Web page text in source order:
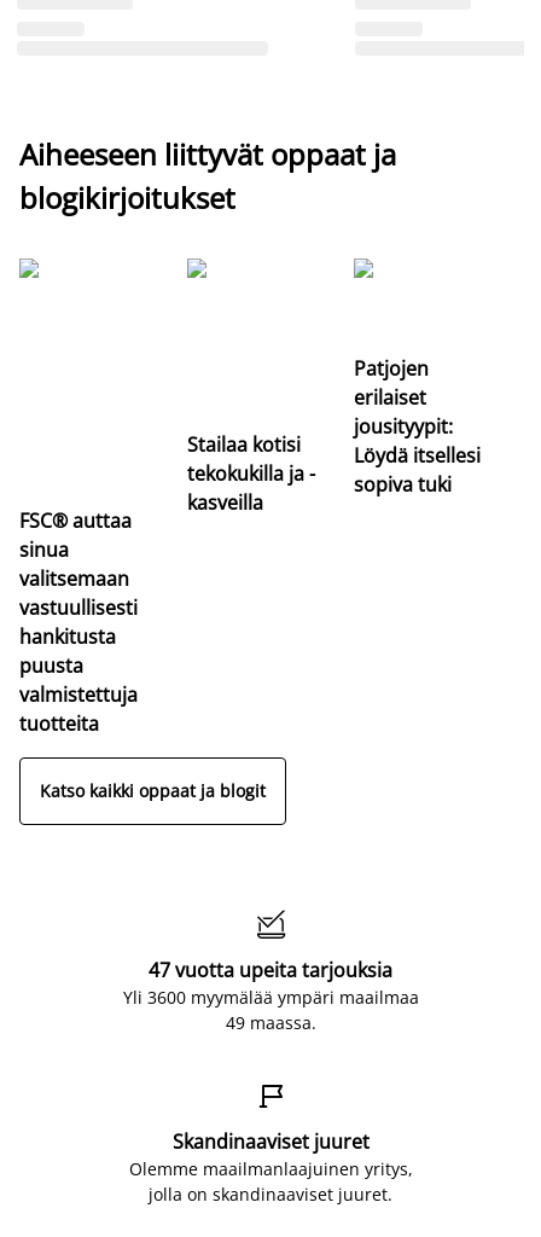
Aiheeseen liittyvät oppaat ja
blogikirjoitukset
FSC® auttaa
sinua
valitsemaan
vastuullisesti
hankitusta
puusta
valmistettuja
tuotteita
Stailaa kotisi
tekokukilla ja -
kasveilla
Patjojen
erilaiset
jousityypit:
Löydä itsellesi
sopiva tuki
Katso kaikki oppaat ja blogit

47 vuotta upeita tarjouksia
Yli 3600 myymälää ympäri maailmaa
49 maassa.

Skandinaaviset juuret
Olemme maailmanlaajuinen yritys,
jolla on skandinaaviset juuret.